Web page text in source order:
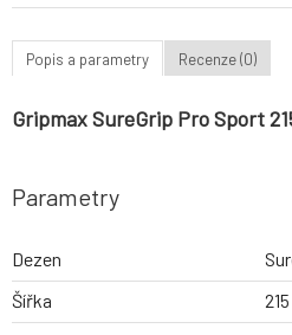
Popis a parametry Recenze (0)
Gripmax SureGrip Pro Sport
Parametry
Dezen
Šířka
215